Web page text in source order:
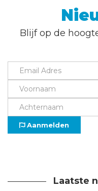
Blijf op de
Aanmelden
Laatste